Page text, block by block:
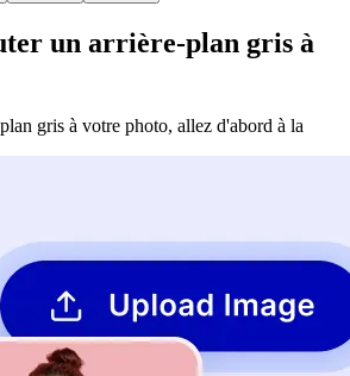
un arrière-plan gris à
gris à votre photo, allez d'abord à la